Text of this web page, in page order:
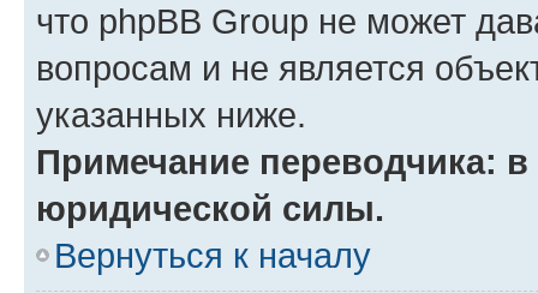
что phpBB Group не может
вопросам и не является
указанных ниже.
Примечание переводчика:
юридической силы.
Вернуться к началу